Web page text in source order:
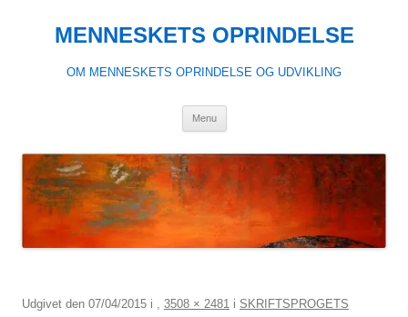
indholdMENNESKETS OPRINDELSE
OM MENNESKETS OPRINDELSE OG UDVIKLING
Menu
Udgivet den 07/04/2015 i 3508 × 2481 i SKRIFTSPROGETS